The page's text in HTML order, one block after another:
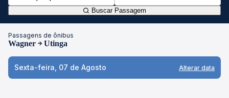
Buscar Passagem
Passagens de ônibus
Wagner Utinga
Sexta-feira, 07 de Agosto Alterar data